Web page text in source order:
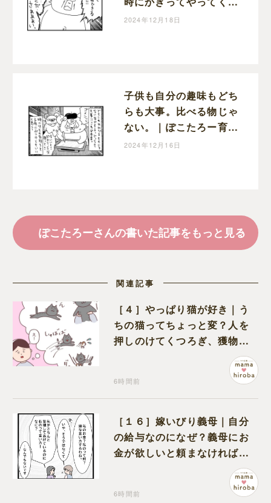
宣伝車｜ぽこたろー育児
2024年12月18日
子供も自分の趣味もどち
らも大事。比べる物じゃ
ない。｜ぽこたろー育児
漫画
2024年12月16日
ぽこたろーさんの書いた記事をもっと見る
関連記事
［４］やっぱり猫が好き｜う
ちの猫ってちょっと変？人を
押しのけてくつろぎ、獲物に
も物怖じしない鋼のハート
6時間前
［１６］嫁いびり義母｜自分
の給与なのになぜ？義母にお
金が欲しいと頼まなければな
6時間前